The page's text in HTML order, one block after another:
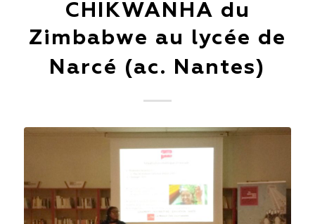
CHIKWANHA du
Zimbabwe au lycée de
Narcé (ac. Nantes)